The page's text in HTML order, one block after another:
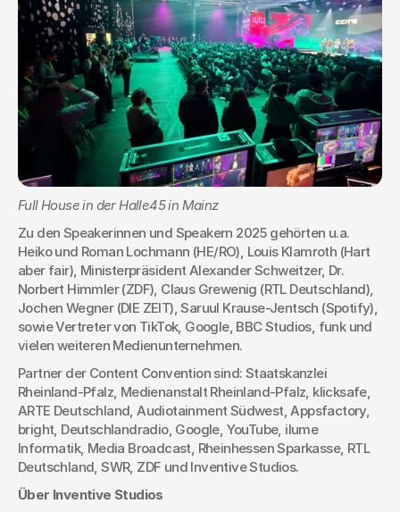
Full House in der Halle45 in Mainz
Zu den Speakerinnen und Speakern 2025 gehörten u.a.
Heiko und Roman Lochmann (HE/RO), Louis Klamroth (Hart
aber fair), Ministerpräsident Alexander Schweitzer, Dr.
Norbert Himmler (ZDF), Claus Grewenig (RTL Deutschland),
Jochen Wegner (DIE ZEIT), Saruul Krause-Jentsch (Spotify),
sowie Vertreter von TikTok, Google, BBC Studios, funk und
vielen weiteren Medienunternehmen.
Partner der Content Convention sind: Staatskanzlei
Rheinland-Pfalz, Medienanstalt Rheinland-Pfalz, klicksafe,
ARTE Deutschland, Audiotainment Südwest, Appsfactory,
bright, Deutschlandradio, Google, YouTube, ilume
Informatik, Media Broadcast, Rheinhessen Sparkasse, RTL
Deutschland, SWR, ZDF und Inventive Studios.
Über Inventive Studios